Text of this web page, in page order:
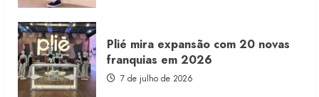
Plié mira expansão com 20 novas
franquias em 2026
7 de julho de 2026